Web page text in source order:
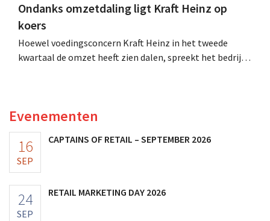
Ondanks omzetdaling ligt Kraft Heinz op
koers
Hoewel voedingsconcern Kraft Heinz in het tweede
kwartaal de omzet heeft zien dalen, spreekt het bedrijf
Evenementen
16
SEP
CAPTAINS OF RETAIL – SEPTEMBER 2026
24
SEP
RETAIL MARKETING DAY 2026